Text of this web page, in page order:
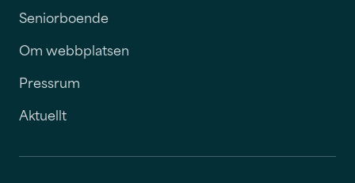
Seniorboende
Om webbplatsen
Pressrum
Aktuellt